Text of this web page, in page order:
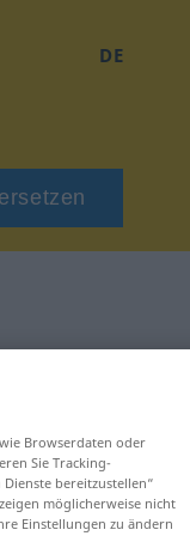
DE
Browserdaten oder
Sie Tracking-
bereitzustellen“
möglicherweise nicht
Einstellungen zu ändern